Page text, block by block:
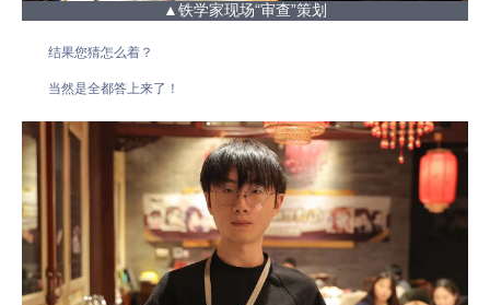
▲铁学家现场“审查”策划
结果您猜怎么着？
当然是全都答上来了！